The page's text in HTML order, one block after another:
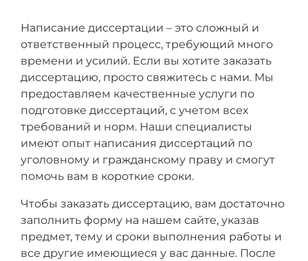
Написание диссертации – это сложный и
ответственный процесс, требующий много
времени и усилий. Если вы хотите заказать
диссертацию, просто свяжитесь с нами. Мы
предоставляем качественные услуги по
подготовке диссертаций, с учетом всех
требований и норм. Наши специалисты
имеют опыт написания диссертаций по
уголовному и гражданскому праву и смогут
помочь вам в короткие сроки.
Чтобы заказать диссертацию, вам достаточно
заполнить форму на нашем сайте, указав
предмет, тему и сроки выполнения работы и
все другие имеющиеся у вас данные. После